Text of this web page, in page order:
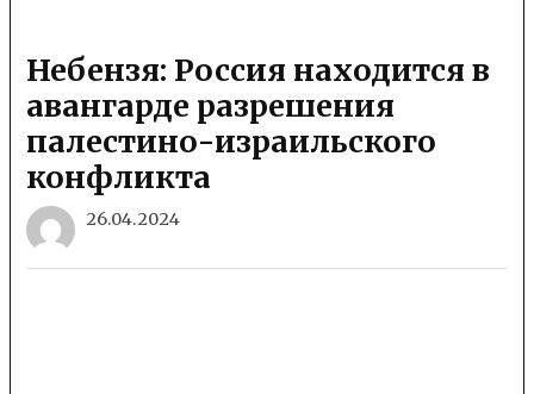
Небензя: Россия находится в
авангарде разрешения
палестино-израильского
конфликта
26.04.2024